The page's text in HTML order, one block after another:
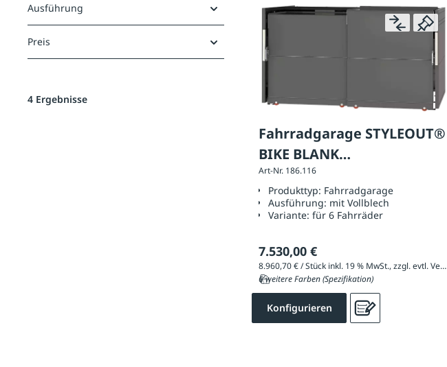
Ausführung
Preis
4 Ergebnisse
Fahrradgarage STYLEOUT®
BIKE BLANK
Aluminiumblech-Türen mit
Vollblech
Art-Nr. 186.116
Produkttyp: Fahrradgarage
Ausführung: mit Vollblech
Variante: für 6 Fahrräder
7.530,00 €
8.960,70 € / Stück inkl. 19 % MwSt., zzgl. evtl. Versandkosten
6 weitere Farben (Spezifikation)
Konfigurieren